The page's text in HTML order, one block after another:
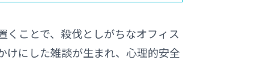
くことで、殺伐としがちなオフィス
けにした雑談が生まれ、心理的安全